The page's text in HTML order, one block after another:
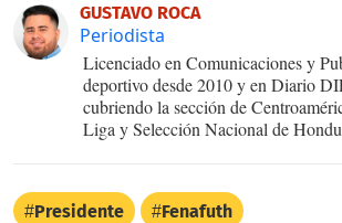
GUSTAVO ROCA
Periodista
Licenciado en Comunicaciones y
deportivo desde 2010 y en Diario
cubriendo la sección de
Liga y Selección Nacional de
Presidente Fenafuth